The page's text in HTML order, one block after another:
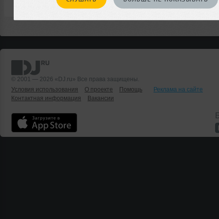
© 2001 — 2026 «DJ.ru» Все права защищены.
Условия использования
О проекте Помощь
Реклама на сайте
Контактная информация
Вакансии